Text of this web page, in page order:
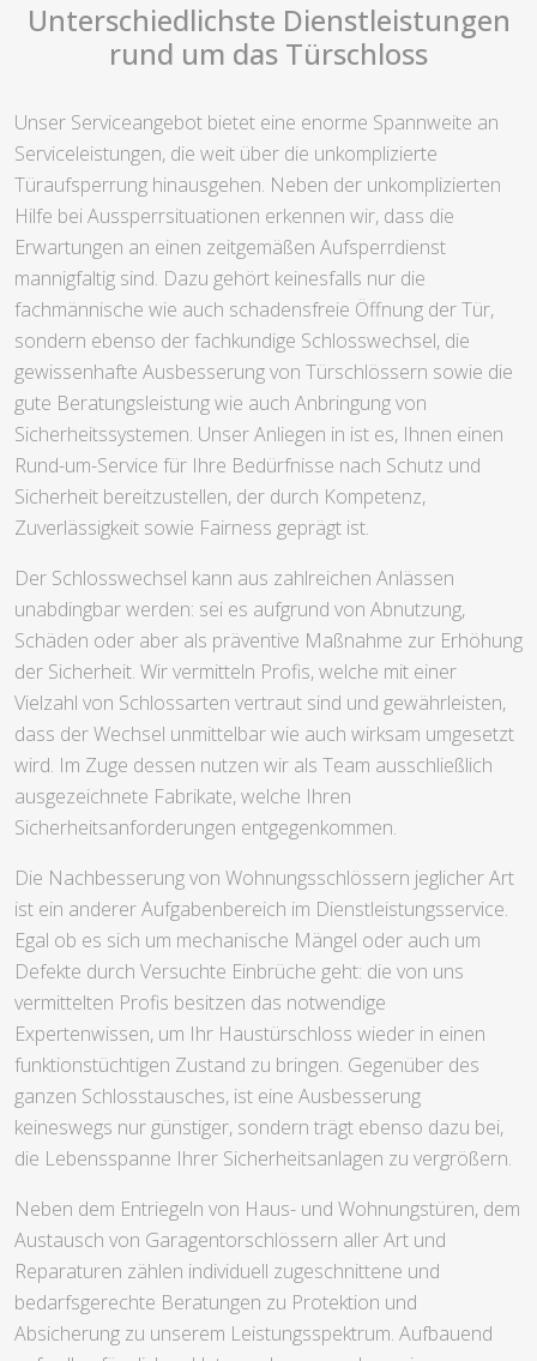
Unterschiedlichste Dienstleistungen
rund um das Türschloss
Unser Serviceangebot bietet eine enorme Spannweite an
Serviceleistungen, die weit über die unkomplizierte
Türaufsperrung hinausgehen. Neben der unkomplizierten
Hilfe bei Aussperrsituationen erkennen wir, dass die
Erwartungen an einen zeitgemäßen Aufsperrdienst
mannigfaltig sind. Dazu gehört keinesfalls nur die
fachmännische wie auch schadensfreie Öffnung der Tür,
sondern ebenso der fachkundige Schlosswechsel, die
gewissenhafte Ausbesserung von Türschlössern sowie die
gute Beratungsleistung wie auch Anbringung von
Sicherheitssystemen. Unser Anliegen in ist es, Ihnen einen
Rund-um-Service für Ihre Bedürfnisse nach Schutz und
Sicherheit bereitzustellen, der durch Kompetenz,
Zuverlässigkeit sowie Fairness geprägt ist.
Der Schlosswechsel kann aus zahlreichen Anlässen
unabdingbar werden: sei es aufgrund von Abnutzung,
Schäden oder aber als präventive Maßnahme zur Erhöhung
der Sicherheit. Wir vermitteln Profis, welche mit einer
Vielzahl von Schlossarten vertraut sind und gewährleisten,
dass der Wechsel unmittelbar wie auch wirksam umgesetzt
wird. Im Zuge dessen nutzen wir als Team ausschließlich
ausgezeichnete Fabrikate, welche Ihren
Sicherheitsanforderungen entgegenkommen.
Die Nachbesserung von Wohnungsschlössern jeglicher Art
ist ein anderer Aufgabenbereich im Dienstleistungsservice.
Egal ob es sich um mechanische Mängel oder auch um
Defekte durch Versuchte Einbrüche geht: die von uns
vermittelten Profis besitzen das notwendige
Expertenwissen, um Ihr Haustürschloss wieder in einen
funktionstüchtigen Zustand zu bringen. Gegenüber des
ganzen Schlosstausches, ist eine Ausbesserung
keineswegs nur günstiger, sondern trägt ebenso dazu bei,
die Lebensspanne Ihrer Sicherheitsanlagen zu vergrößern.
Neben dem Entriegeln von Haus- und Wohnungstüren, dem
Austausch von Garagentorschlössern aller Art und
Reparaturen zählen individuell zugeschnittene und
bedarfsgerechte Beratungen zu Protektion und
Absicherung zu unserem Leistungsspektrum. Aufbauend